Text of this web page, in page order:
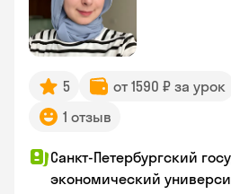
5 от 1590 ₽ за урок
1 отзыв
Санкт-Петербургский
экономический